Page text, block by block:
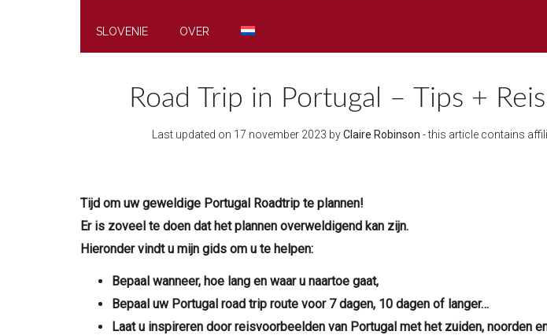
SLOVENIE OVER
Road Trip in Portugal – Tips +
Last updated on 17 november 2023 byClaire Robinson - this article contains
Tijd om uw geweldige Portugal Roadtrip te plannen!
Er is zoveel te doen dat het plannen overweldigend kan zijn.
Hieronder vindt u mijn gids om u te helpen:
Bepaal wanneer, hoe lang en waar u naartoe gaat,
Bepaal uw Portugal road trip route voor 7 dagen, 10 dagen of langer…
Laat u inspireren door reisvoorbeelden van Portugal met het zuiden, noorden